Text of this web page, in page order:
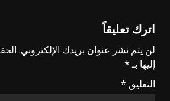
اترك تعليقاً
لن يتم نشر عنوان بريدك الإلكتروني.
إليها بـ*
التعليق *